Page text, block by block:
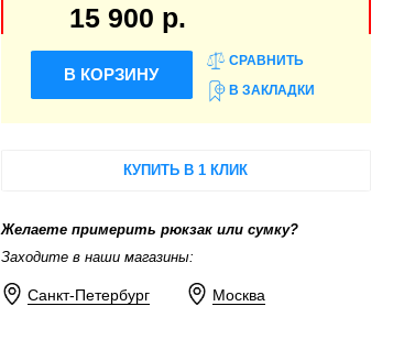
15 900 р.
В КОРЗИНУ
СРАВНИТЬ
В ЗАКЛАДКИ
КУПИТЬ В 1 КЛИК
Желаете примерить рюкзак или сумку?
Заходите в наши магазины:
Санкт-Петербург Москва